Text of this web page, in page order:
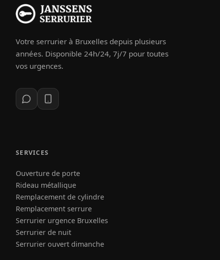
Votre serrurier à Bruxelles depuis plusieurs
années. Disponible 24h/24, 7j/7 pour toutes
vos urgences.
SERVICES
Ouverture de porte
Rideau métallique
Remplacement de cylindre
Remplacement serrure
Serrurier urgence Bruxelles
Serrurier de nuit
Serrurier ouvert dimanche